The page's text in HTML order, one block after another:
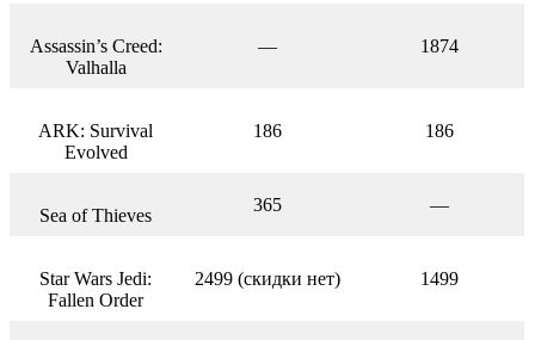
Assassin’s Creed:
Valhalla
— 1874
ARK: Survival
Evolved
186 186
Sea of Thieves
365 —
Star Wars Jedi:
Fallen Order
2499 (скидки нет) 1499